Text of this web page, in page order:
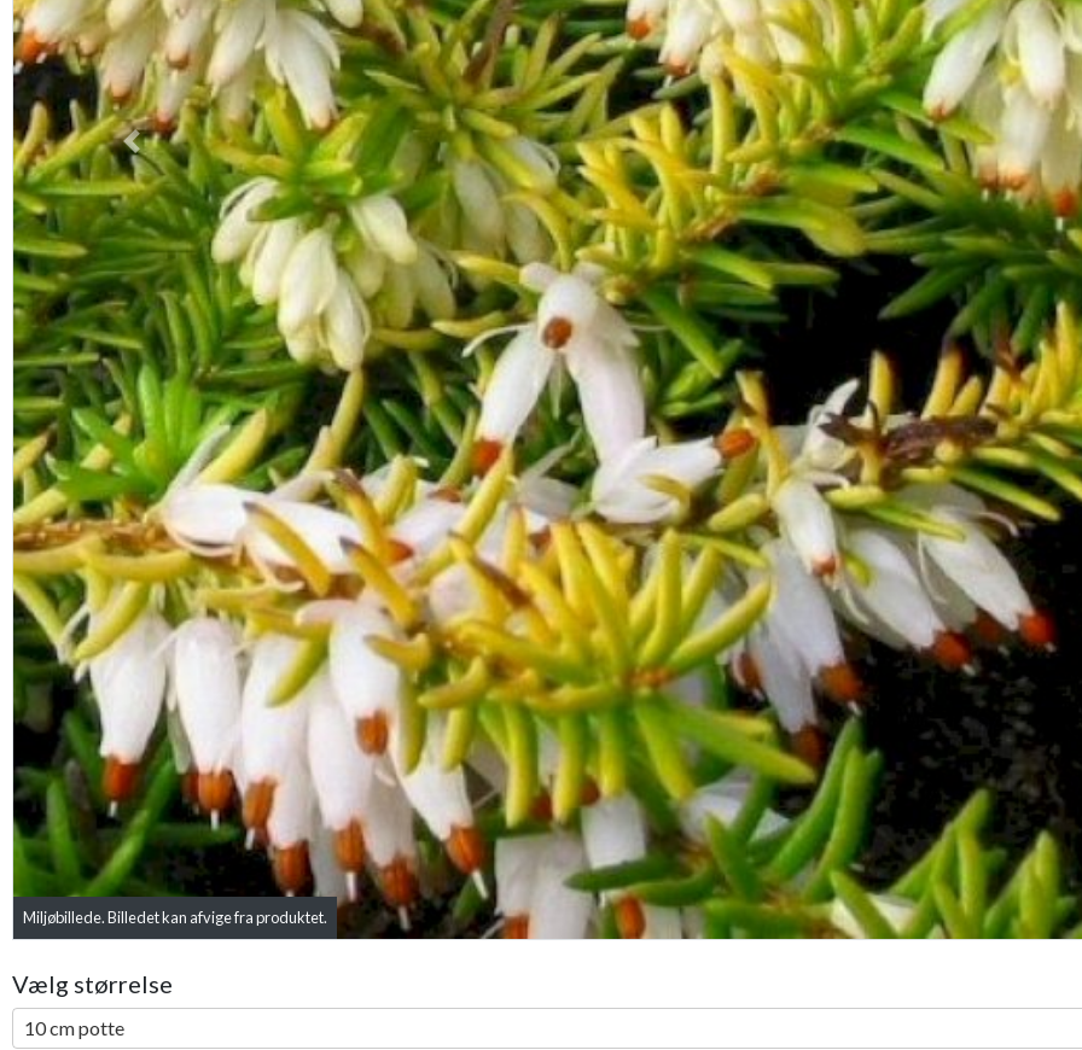
Miljøbillede. Billedet kan afvige fra produktet.
Previous
Vælg størrelse
10 cm potte